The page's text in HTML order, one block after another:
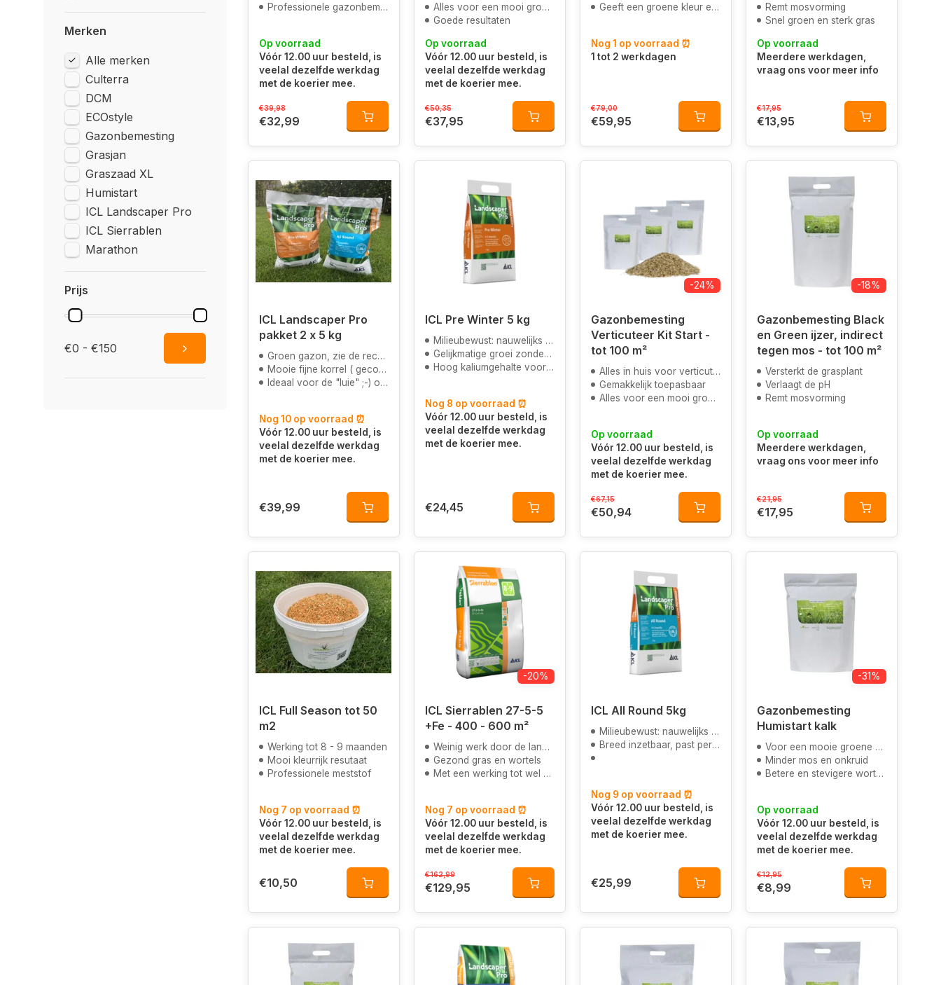
Merken
Alle merken
Culterra
DCM
ECOstyle
Gazonbemesting
Grasjan
Graszaad XL
Humistart
ICL Landscaper Pro
ICL Sierrablen
Marathon
Prijs
€0 - €150
Professionele gazonbemesting
Op voorraad
Vóór 12.00 uur besteld, is
veelal dezelfde werkdag
met de koerier mee.
€39,98
€32,99
Alles voor een mooi groen gazon
Goede resultaten
Op voorraad
Vóór 12.00 uur besteld, is
veelal dezelfde werkdag
met de koerier mee.
€50,35
€37,95
Geeft een groene kleur en helpt tegen mosgroei door het hoge ijzergehalte
Nog 1 op voorraad ⏰
1 tot 2 werkdagen
€79,00
€59,95
Remt mosvorming
Snel groen en sterk gras
Op voorraad
Meerdere werkdagen,
vraag ons voor meer info
€17,95
€13,95
ICL Landscaper Pro
pakket 2 x 5 kg
Groen gazon, zie de recensie foto
Mooie fijne korrel ( gecoat ) om te strooien
Ideaal voor de "luie" ;-) of "de weinig tijd" tuinier
Nog 10 op voorraad ⏰
Vóór 12.00 uur besteld, is
veelal dezelfde werkdag
met de koerier mee.
€39,99
ICL Pre Winter 5 kg
Milieubewust: nauwelijks uitspoeling van voedingsstoffen
Gelijkmatige groei zonder stress
Hoog kaliumgehalte voor sterke de celwanden
Nog 8 op voorraad ⏰
Vóór 12.00 uur besteld, is
veelal dezelfde werkdag
met de koerier mee.
€24,45
-24%
Gazonbemesting
Verticuteer Kit Start -
tot 100 m²
Alles in huis voor verticuteren
Gemakkelijk toepasbaar
Alles voor een mooi groen gazon
Op voorraad
Vóór 12.00 uur besteld, is
veelal dezelfde werkdag
met de koerier mee.
€67,15
€50,94
-18%
Gazonbemesting Black
en Green ijzer, indirect
tegen mos - tot 100 m²
Versterkt de grasplant
Verlaagt de pH
Remt mosvorming
Op voorraad
Meerdere werkdagen,
vraag ons voor meer info
€21,95
€17,95
ICL Full Season tot 50
m2
Werking tot 8 - 9 maanden
Mooi kleurrijk resutaat
Professionele meststof
Nog 7 op voorraad ⏰
Vóór 12.00 uur besteld, is
veelal dezelfde werkdag
met de koerier mee.
€10,50
-20%
ICL Sierrablen 27-5-5
+Fe - 400 - 600 m²
Weinig werk door de langdurige afgifte
Gezond gras en wortels
Met een werking tot wel 9 maanden
Nog 7 op voorraad ⏰
Vóór 12.00 uur besteld, is
veelal dezelfde werkdag
met de koerier mee.
€162,99
€129,95
ICL All Round 5kg
Milieubewust: nauwelijks uitspoeling van voedingsstoffen
Breed inzetbaar, past perfect bij een compleet gazon onderhoud
Nog 9 op voorraad ⏰
Vóór 12.00 uur besteld, is
veelal dezelfde werkdag
met de koerier mee.
€25,99
-31%
Gazonbemesting
Humistart kalk
Voor een mooie groene kleur door magnesium
Minder mos en onkruid
Betere en stevigere wortels
Op voorraad
Vóór 12.00 uur besteld, is
veelal dezelfde werkdag
met de koerier mee.
€12,95
€8,99